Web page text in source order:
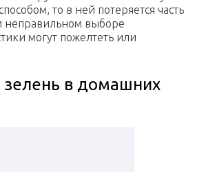
то в ней потеряется часть
неправильном выборе
могут пожелтеть или
зелень в домашних